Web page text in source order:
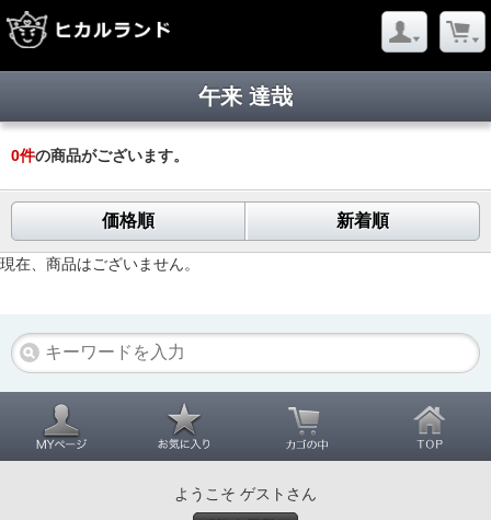
午来 達哉
0件の商品がございます。
価格順 新着順
現在、商品はございません。
ようこそ ゲストさん